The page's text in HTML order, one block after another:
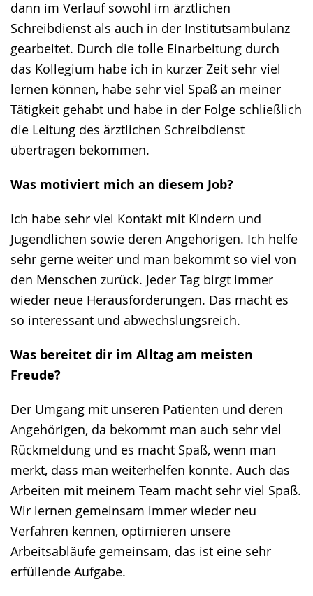
dann im Verlauf sowohl im ärztlichen
Schreibdienst als auch in der Institutsambulanz
gearbeitet. Durch die tolle Einarbeitung durch
das Kollegium habe ich in kurzer Zeit sehr viel
lernen können, habe sehr viel Spaß an meiner
Tätigkeit gehabt und habe in der Folge schließlich
die Leitung des ärztlichen Schreibdienst
übertragen bekommen.
Was motiviert mich an diesem Job?
Ich habe sehr viel Kontakt mit Kindern und
Jugendlichen sowie deren Angehörigen. Ich helfe
sehr gerne weiter und man bekommt so viel von
den Menschen zurück. Jeder Tag birgt immer
wieder neue Herausforderungen. Das macht es
so interessant und abwechslungsreich.
Was bereitet dir im Alltag am meisten
Freude?
Der Umgang mit unseren Patienten und deren
Angehörigen, da bekommt man auch sehr viel
Rückmeldung und es macht Spaß, wenn man
merkt, dass man weiterhelfen konnte. Auch das
Arbeiten mit meinem Team macht sehr viel Spaß.
Wir lernen gemeinsam immer wieder neu
Verfahren kennen, optimieren unsere
Arbeitsabläufe gemeinsam, das ist eine sehr
erfüllende Aufgabe.